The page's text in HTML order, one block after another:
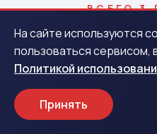
ВСЕГО 3
Как
1
На сайте используются
пользоваться сервисом,
Политикой
Принять